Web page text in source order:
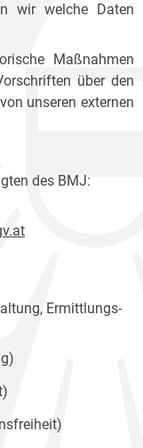
wir welche Daten
Maßnahmen
über den
unseren externen
des BMJ:
Ermittlungs-